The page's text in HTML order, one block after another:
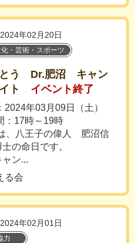
年02月20日
・芸術・スポーツ
とう Dr.肥沼 キャン
ト
イベント終了
2024年03月09日（土）
：17時～19時
、八王子の偉人 肥沼信
の命日です。
ン...
る会
年02月01日
力